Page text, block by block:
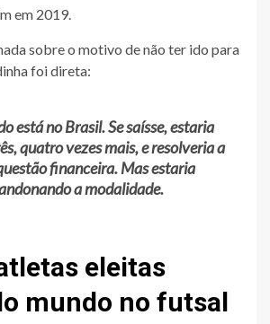
em 2019.
sobre o motivo de não ter ido para
foi direta:
está no Brasil. Se saísse, estaria
quatro vezes mais, e resolveria a
financeira. Mas estaria
a modalidade.
eleitas
mundo no futsal